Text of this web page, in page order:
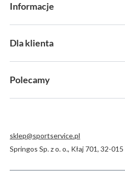
Informacje
Dla klienta
Polecamy
sklep@sportservice.pl
Springos Sp. z o. o., Kłaj 701,32-015